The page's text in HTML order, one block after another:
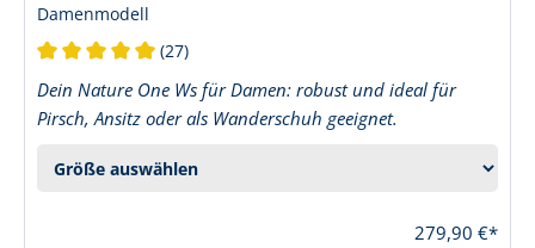
Damenmodell
(27)
Dein Nature One Ws für Damen: robust und ideal für
Pirsch, Ansitz oder als Wanderschuh geeignet.
279,90 €*